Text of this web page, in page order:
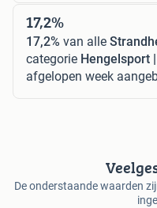
17,2%
17,2% van alle
categorie Hengelsport
afgelopen week
De onderstaande waarden